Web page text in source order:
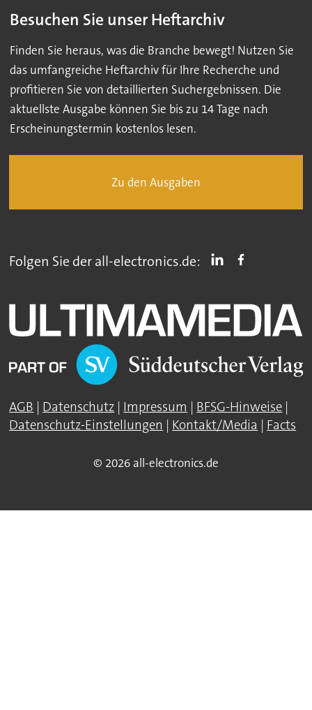
Besuchen Sie unser Heftarchiv
Finden Sie heraus, was die Branche bewegt! Nutzen Sie
das umfangreiche Heftarchiv für Ihre Recherche und
profitieren Sie von detaillierten Suchergebnissen. Die
aktuellste Ausgabe können Sie bis zu 14 Tage nach
Erscheinungstermin kostenlos lesen.
Zu den Ausgaben
Folgen Sie der all-electronics.de:
AGB | Datenschutz | Impressum | BFSG-Hinweise |
Datenschutz-Einstellungen | Kontakt/Media | Facts
© 2026 all-electronics.de